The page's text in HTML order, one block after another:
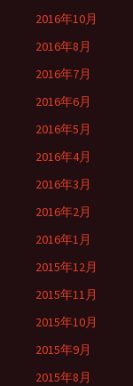
2016年10月
2016年8月
2016年7月
2016年6月
2016年5月
2016年4月
2016年3月
2016年2月
2016年1月
2015年12月
2015年11月
2015年10月
2015年9月
2015年8月